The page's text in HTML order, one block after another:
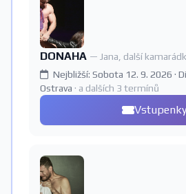
DONAHA — Jana, další
Nejbližší: Sobota 12. 9. 2026 ·
Ostrava · a dalších 3 termínů
Vstupenky